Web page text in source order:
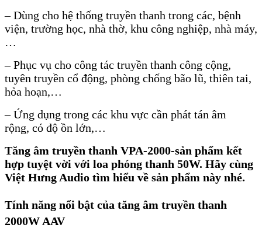
– Dùng cho hệ thống truyền thanh trong các, bệnh
viện, trường học, nhà thờ, khu công nghiệp, nhà máy,
…
– Phục vụ cho công tác truyền thanh công cộng,
tuyên truyền cổ động, phòng chống bão lũ, thiên tai,
hỏa hoạn,…
– Ứng dụng trong các khu vực cần phát tán âm
rộng, có độ ồn lớn,…
Tăng âm truyền thanh VPA-2000-sản phẩm kết
hợp tuyệt vời với loa phóng thanh 50W. Hãy cùng
Việt Hưng Audio tìm hiểu về sản phẩm này nhé.
Tính năng nổi bật của tăng âm truyền thanh
2000W AAV